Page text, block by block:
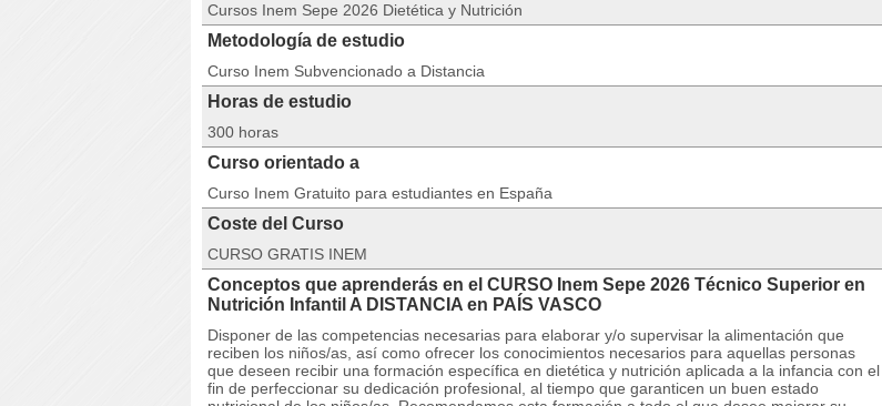
Cursos Inem Sepe 2026 Dietética y Nutrición
Metodología de estudio
Curso Inem Subvencionado a Distancia
Horas de estudio
300 horas
Curso orientado a
Curso Inem Gratuito para estudiantes en España
Coste del Curso
CURSO GRATIS INEM
Conceptos que aprenderás en el CURSO Inem Sepe 2026 Técnico Superior en
Nutrición Infantil A DISTANCIA en PAÍS VASCO
Disponer de las competencias necesarias para elaborar y/o supervisar la alimentación que
reciben los niños/as, así como ofrecer los conocimientos necesarios para aquellas personas
que deseen recibir una formación específica en dietética y nutrición aplicada a la infancia con el
fin de perfeccionar su dedicación profesional, al tiempo que garanticen un buen estado